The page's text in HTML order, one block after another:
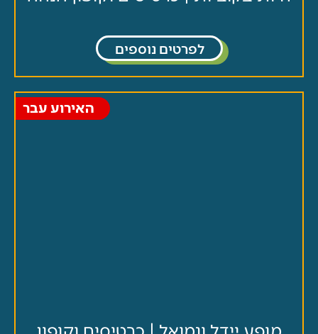
לפרטים נוספים
האירוע עבר
יידל ונמואל | כרטיסים וקופון